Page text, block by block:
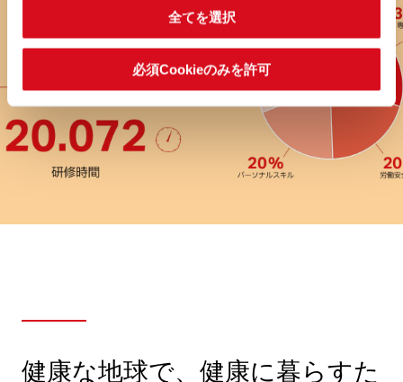
全てを選択
必須Cookieのみを許可
健康な地球で、健康に暮らすた